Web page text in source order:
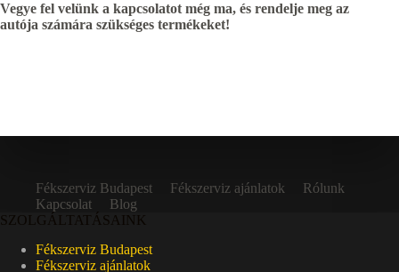
Vegye fel velünk a kapcsolatot még ma, és rendelje meg az
autója számára szükséges termékeket!
Fékszerviz Budapest Fékszerviz ajánlatok
Rólunk
Kapcsolat
Blog
SZOLGÁLTATÁSAINK
Fékszerviz Budapest
Fékszerviz ajánlatok